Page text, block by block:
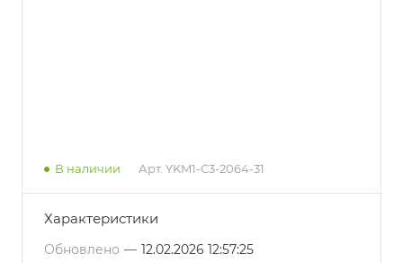
В наличии Арт. YKM1-C3-2064-31
Характеристики
Обновлено — 12.02.2026 12:57:25